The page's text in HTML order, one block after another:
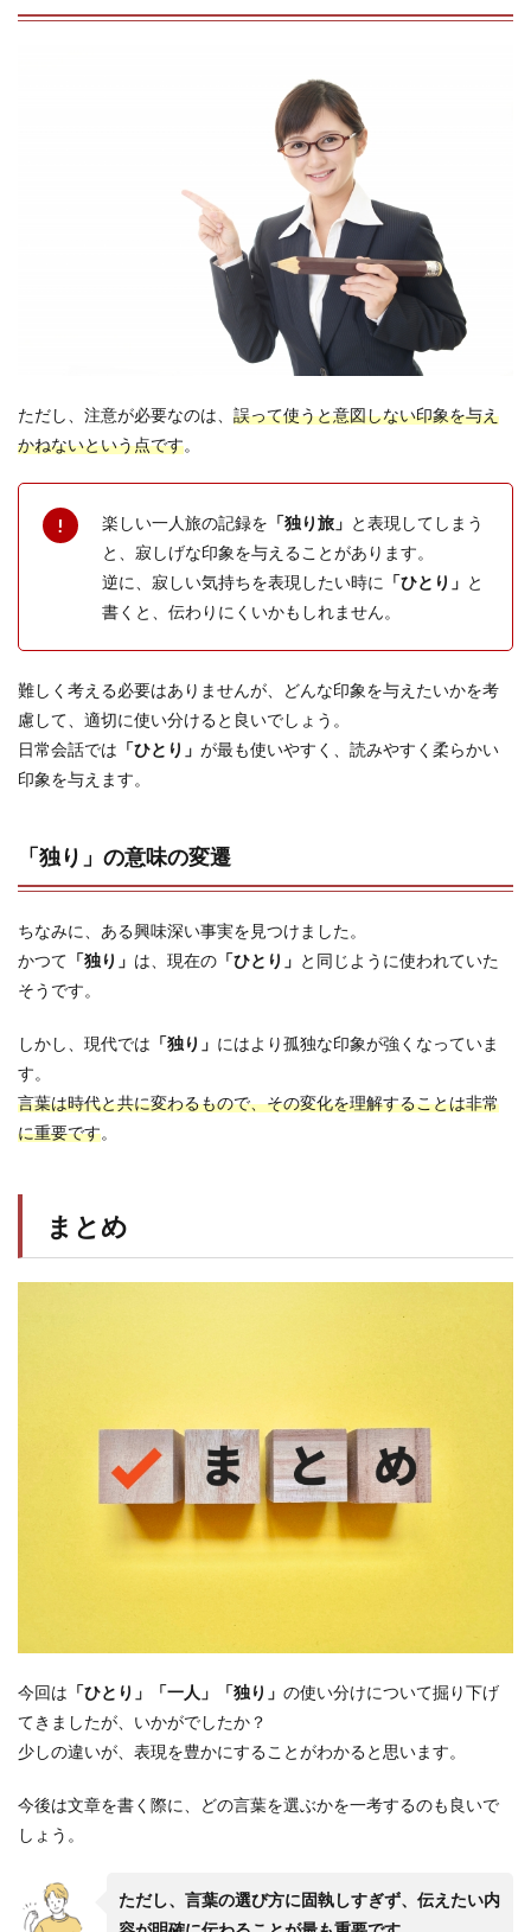
ただし、注意が必要なのは、 誤って使うと意図しない印象を与え
かねないという点です。
楽しい一人旅の記録を 「独り旅」 と表現してしまう
と、寂しげな印象を与えることがあります。
逆に、寂しい気持ちを表現したい時に 「ひとり」 と
書くと、伝わりにくいかもしれません。
難しく考える必要はありませんが、どんな印象を与えたいかを考
慮して、適切に使い分けると良いでしょう。
日常会話では 「ひとり」 が最も使いやすく、読みやすく柔らかい
印象を与えます。
「独り」の意味の変遷
ちなみに、ある興味深い事実を見つけました。
かつて 「独り」 は、現在の 「ひとり」 と同じように使われていた
そうです。
しかし、現代では 「独り」 にはより孤独な印象が強くなっていま
す。
言葉は時代と共に変わるもので、その変化を理解することは非常
に重要です。
まとめ
今回は 「ひとり」「一人」「独り」 の使い分けについて掘り下げ
てきましたが、いかがでしたか？
少しの違いが、表現を豊かにすることがわかると思います。
今後は文章を書く際に、どの言葉を選ぶかを一考するのも良いで
しょう。
ただし、言葉の選び方に固執しすぎず、伝えたい内